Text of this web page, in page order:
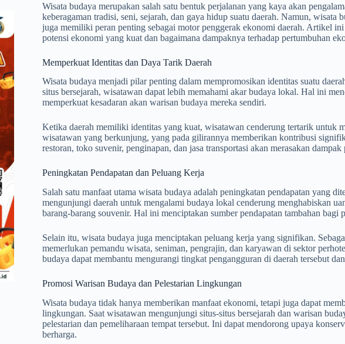
Wisata budaya merupakan salah satu bentuk perjalanan yang kaya akan
keberagaman tradisi, seni, sejarah, dan gaya hidup suatu daerah. Namun, wisata
juga memiliki peran penting sebagai motor penggerak ekonomi daerah. Artikel
potensi ekonomi yang kuat dan bagaimana dampaknya terhadap pertumbuhan
Memperkuat Identitas dan Daya Tarik Daerah
Wisata budaya menjadi pilar penting dalam mempromosikan identitas suatu
situs bersejarah, wisatawan dapat lebih memahami akar budaya lokal. Hal ini
memperkuat kesadaran akan warisan budaya mereka sendiri.
Ketika daerah memiliki identitas yang kuat, wisatawan cenderung tertarik untuk
wisatawan yang berkunjung, yang pada gilirannya memberikan kontribusi
restoran, toko suvenir, penginapan, dan jasa transportasi akan merasakan
Peningkatan Pendapatan dan Peluang Kerja
Salah satu manfaat utama wisata budaya adalah peningkatan pendapatan yang
mengunjungi daerah untuk mengalami budaya lokal cenderung menghabiskan
barang-barang souvenir. Hal ini menciptakan sumber pendapatan tambahan bagi
Selain itu, wisata budaya juga menciptakan peluang kerja yang signifikan.
memerlukan pemandu wisata, seniman, pengrajin, dan karyawan di sektor
budaya dapat membantu mengurangi tingkat pengangguran di daerah tersebut
Promosi Warisan Budaya dan Pelestarian Lingkungan
Wisata budaya tidak hanya memberikan manfaat ekonomi, tetapi juga dapat
lingkungan. Saat wisatawan mengunjungi situs-situs bersejarah dan warisan
pelestarian dan pemeliharaan tempat tersebut. Ini dapat mendorong upaya
berharga.